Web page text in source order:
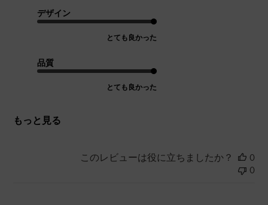
デザイン
とても良かった
品質
とても良かった
もっと見る
このレビューは役に立ちましたか？
0
0